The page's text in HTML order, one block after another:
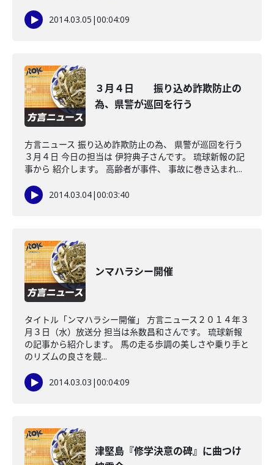
2014.03.05 |00:04:09
３月４日 振り込め詐欺防止の
為、県警が巡回を行う
方言ニュース 振り込め詐欺防止の為、 県警が巡回を行う
３月４日 今日の担当は 伊狩典子さんです。 琉球新報の記
事から 紹介します。 高齢者が事件、 事故に巻き込まれ...
2014.03.04|00:03:40
ンマハラシー開催
タイトル「ンマハラシー開催」 方言ニュース２０１４年３
月３日（水）放送分 担当は糸数昌和さんです。 琉球新報
の記事から紹介します。 馬の走る歩調の美しさや乗り手と
のリズムの良さを競...
2014.03.03 |00:04:09
津堅島『修学決意の碑』に曲つけ